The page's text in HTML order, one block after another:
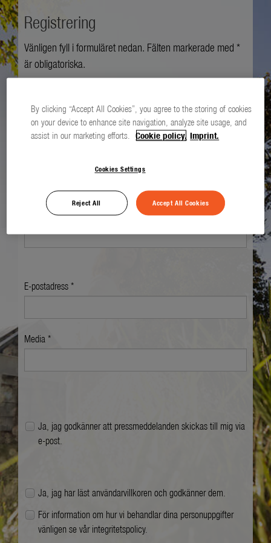
Registrering
Vänligen fyll i formuläret nedan. Fälten markerade med *
är obligatoriska.
Hälsning *
Efternamn *
E-postadress *
Media *
Ja, jag godkänner att pressmeddelanden skickas till mig via
e-post.
Ja, jag har lästanvändarvillkorenoch godkänner dem.
För information om hur vi behandlar dina personuppgifter
vänligen se vårintegritetspolicy.
By clicking “Accept All Cookies”, you agree to the storing of cookies
on your device to enhance site navigation, analyze site usage, and
assist in our marketing efforts. Cookie policy. Imprint.
Cookies Settings
Reject All Accept All Cookies